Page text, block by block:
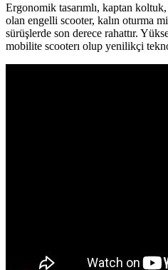
Ergonomik tasarımlı, kaptan
olan engelli scooter, kalın oturma
sürüşlerde son derece rahattır.
mobilite scooterı olup yenilikçi